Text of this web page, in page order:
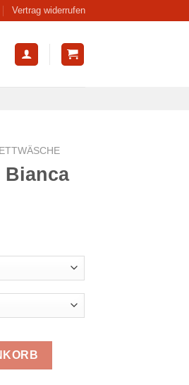
Vertrag widerrufen
Bianca